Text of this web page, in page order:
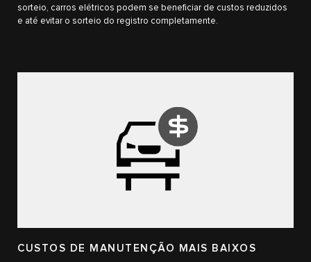
sorteio, carros elétricos podem se beneficiar de custos reduzidos
e até evitar o sorteio do registro completamente.
CUSTOS DE MANUTENÇÃO MAIS BAIXOS